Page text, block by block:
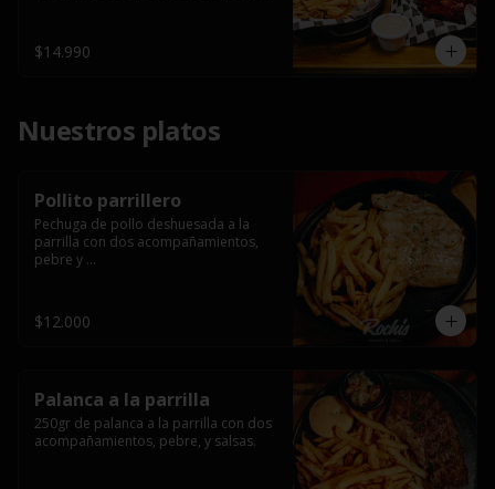
$14.990
Nuestros platos
Pollito parrillero
Pechuga de pollo deshuesada a la
parrilla con dos acompañamientos,
pebre y
$12.000
Palanca a la parrilla
250gr de palanca a la parrilla con dos
acompañamientos, pebre, y salsas.